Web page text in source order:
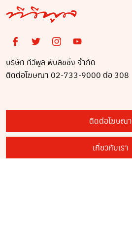
บริษัท ทีวีพูล พับลิชชิ่ง จำกัด
ติดต่อโฆษณา 02-733-9000 ต่อ 308
ติดต่อโฆษณา
เกี่ยวกับเรา